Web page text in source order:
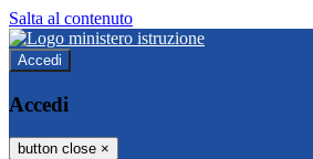
Salta al contenuto
Accedi
Accedi
button close ×